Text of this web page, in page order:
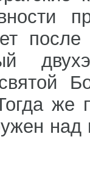
после